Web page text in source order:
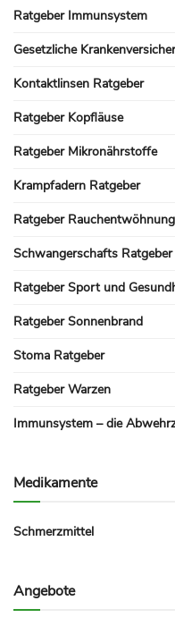
Ratgeber Immunsystem
Gesetzliche
Kontaktlinsen Ratgeber
Ratgeber Kopfläuse
Ratgeber Mikronährstoffe
Krampfadern Ratgeber
Ratgeber Rauchentwöhnung
Schwangerschafts Ratgeber
Ratgeber Sport und
Ratgeber Sonnenbrand
Stoma Ratgeber
Ratgeber Warzen
Immunsystem – die
Medikamente
Schmerzmittel
Angebote